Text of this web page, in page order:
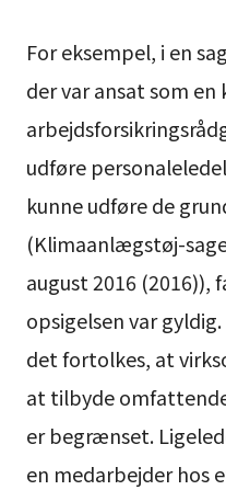
For eksempel, i en
der var ansat som
udføre
kunne udføre de
(Klimaanlægstøj-
august 2016 (2016)),
opsigelsen var
det fortolkes, at
at tilbyde
er begrænset.
en medarbejder hos